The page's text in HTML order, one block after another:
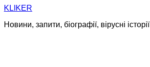
Skip
content
KLIKER
Новини, запити, біографії, вірусні історії